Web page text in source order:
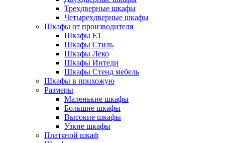
Трехдверные шкафы
Четырехдверные шкафы
Шкафы от производителя
Шкафы E1
Шкафы Стиль
Шкафы Леко
Шкафы Интеди
Шкафы Стенд мебель
Шкафы в прихожую
Размеры
Маленькие шкафы
Большие шкафы
Высокие шкафы
Узкие шкафы
Платяной шкаф